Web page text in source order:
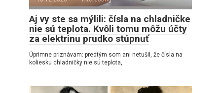
Aj vy ste sa mýlili: čísla na chladničke
nie sú teplota. Kvôli tomu môžu účty
za elektrinu prudko stúpnuť
Úprimne priznávam: predtým som ani netušil, že čísla na
koliesku chladničky nie sú teplota,